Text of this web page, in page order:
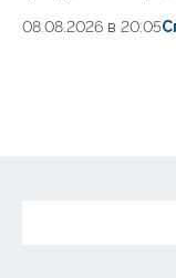
08.08.2026 в 20:05